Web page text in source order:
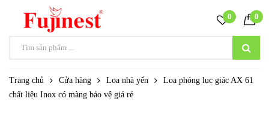
0 0
Trang chủ Cửa hàng Loa nhà yến
Loa phóng lục giác AX 61
chất liệu Inox có màng bảo vệ giá rẻ